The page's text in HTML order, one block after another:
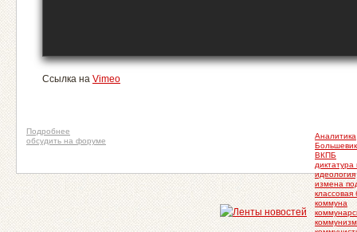
Ссылка на Vimeo
Аналитика
ВКПБ
идеология
измена
классовая
коммуна
коммунизм
Подробнее
обсудить на форуме